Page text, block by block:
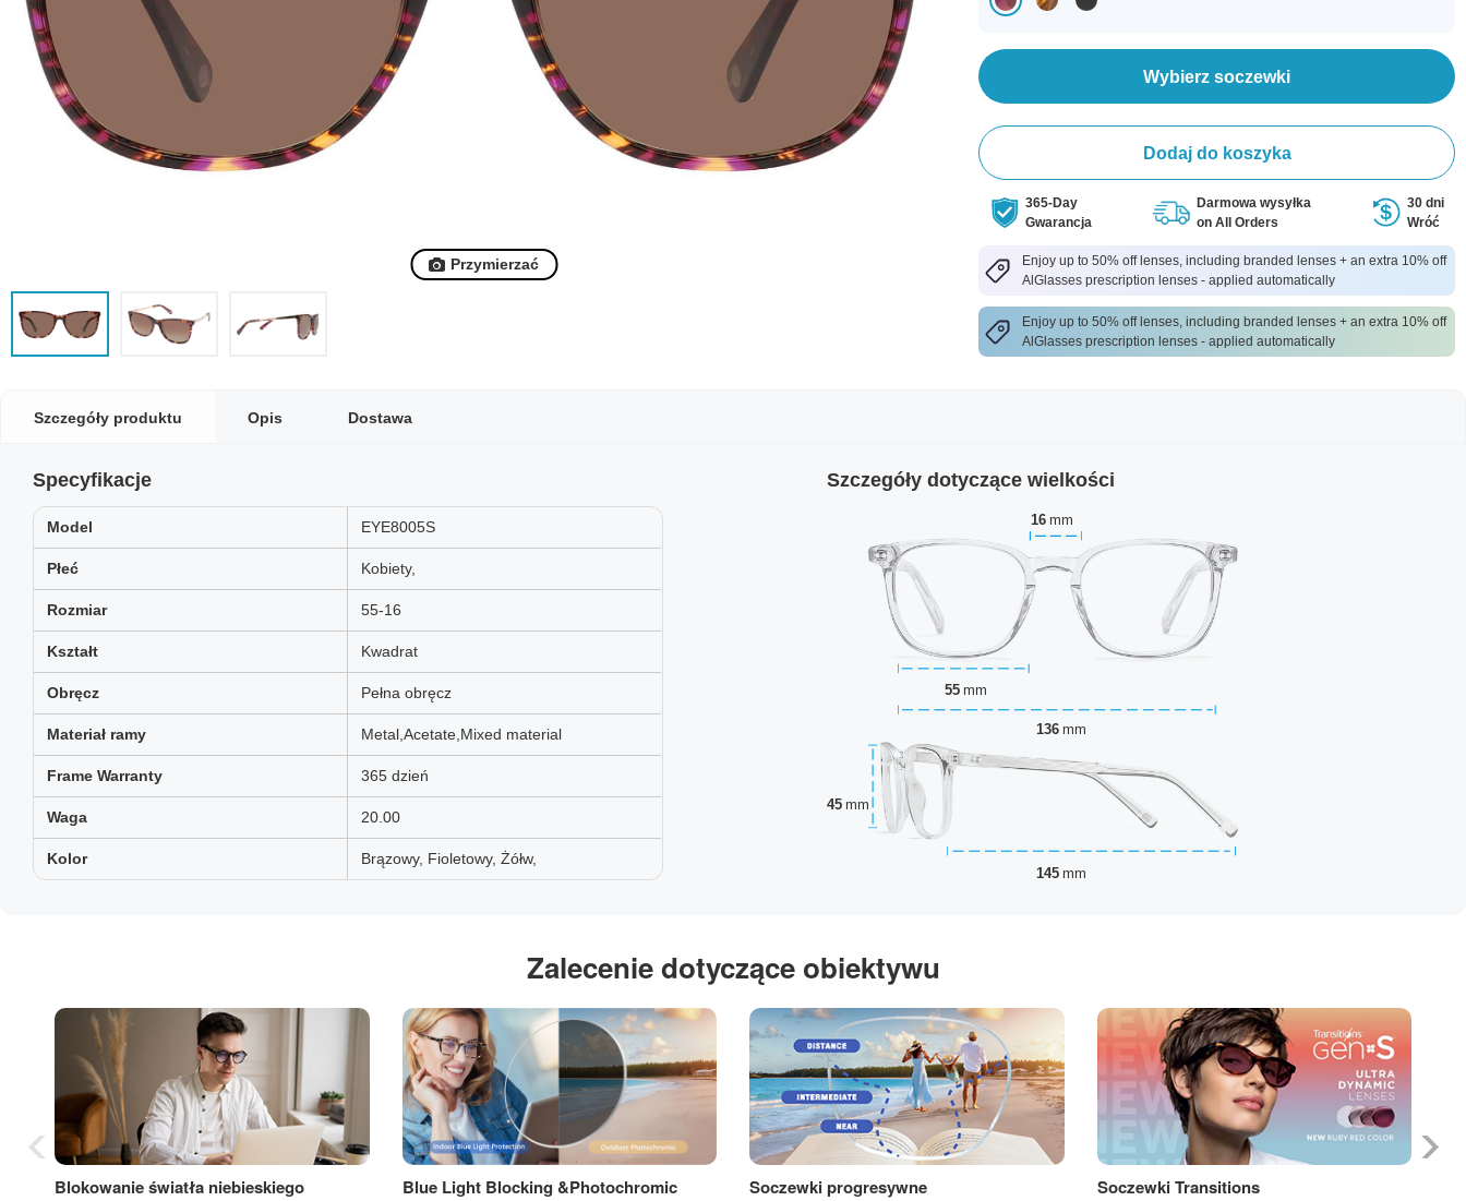
Przymierzać
Wybierz soczewki
Dodaj do koszyka
365-Day
Gwarancja
Darmowa wysyłka
on All Orders
30 dni
Wróć
Enjoy up to 50% off lenses, including branded lenses + an extra 10% off
AlGlasses prescription lenses - applied automatically
Enjoy up to 50% off lenses, including branded lenses + an extra 10% off
AlGlasses prescription lenses - applied automatically
Szczegóły produktu Opis Dostawa
Specyfikacje
Model EYE8005S
Płeć Kobiety,
Rozmiar 55-16
Kształt Kwadrat
Obręcz Pełna obręcz
Materiał ramy Metal,Acetate,Mixed material
Frame Warranty 365 dzień
Waga 20.00
Kolor Brązowy, Fioletowy, Żółw,
Szczegóły dotyczące wielkości
16 mm
55 mm
45 mm
136 mm
145 mm
Zalecenie dotyczące obiektywu
Blokowanie światła niebieskiego Blue Light Blocking &Photochromic Soczewki progresywne Soczewki Transitions